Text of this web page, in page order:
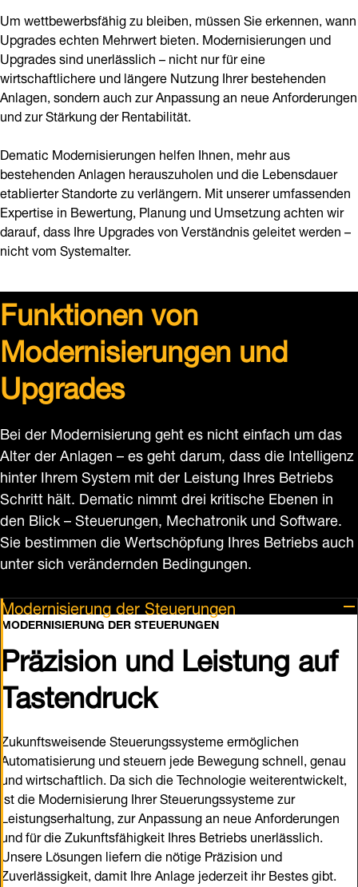
Um wettbewerbsfähig zu bleiben, müssen Sie erkennen, wann
Upgrades echten Mehrwert bieten. Modernisierungen und
Upgrades sind unerlässlich – nicht nur für eine
wirtschaftlichere und längere Nutzung Ihrer bestehenden
Anlagen, sondern auch zur Anpassung an neue Anforderungen
und zur Stärkung der Rentabilität.
Dematic Modernisierungen helfen Ihnen, mehr aus
bestehenden Anlagen herauszuholen und die Lebensdauer
etablierter Standorte zu verlängern. Mit unserer umfassenden
Expertise in Bewertung, Planung und Umsetzung achten wir
darauf, dass Ihre Upgrades von Verständnis geleitet werden –
nicht vom Systemalter.
Funktionen von
Modernisierungen und
Upgrades
Bei der Modernisierung geht es nicht einfach um das
Alter der Anlagen – es geht darum, dass die Intelligenz
hinter Ihrem System mit der Leistung Ihres Betriebs
Schritt hält. Dematic nimmt drei kritische Ebenen in
den Blick – Steuerungen, Mechatronik und Software.
Sie bestimmen die Wertschöpfung Ihres Betriebs auch
unter sich verändernden Bedingungen.
Modernisierung der Steuerungen
MODERNISIERUNG DER STEUERUNGEN
Präzision und Leistung auf
Tastendruck
Zukunftsweisende Steuerungssysteme ermöglichen
Automatisierung und steuern jede Bewegung schnell, genau
und wirtschaftlich. Da sich die Technologie weiterentwickelt,
ist die Modernisierung Ihrer Steuerungssysteme zur
Leistungserhaltung, zur Anpassung an neue Anforderungen
und für die Zukunftsfähigkeit Ihres Betriebs unerlässlich.
Unsere Lösungen liefern die nötige Präzision und
Zuverlässigkeit, damit Ihre Anlage jederzeit ihr Bestes gibt.